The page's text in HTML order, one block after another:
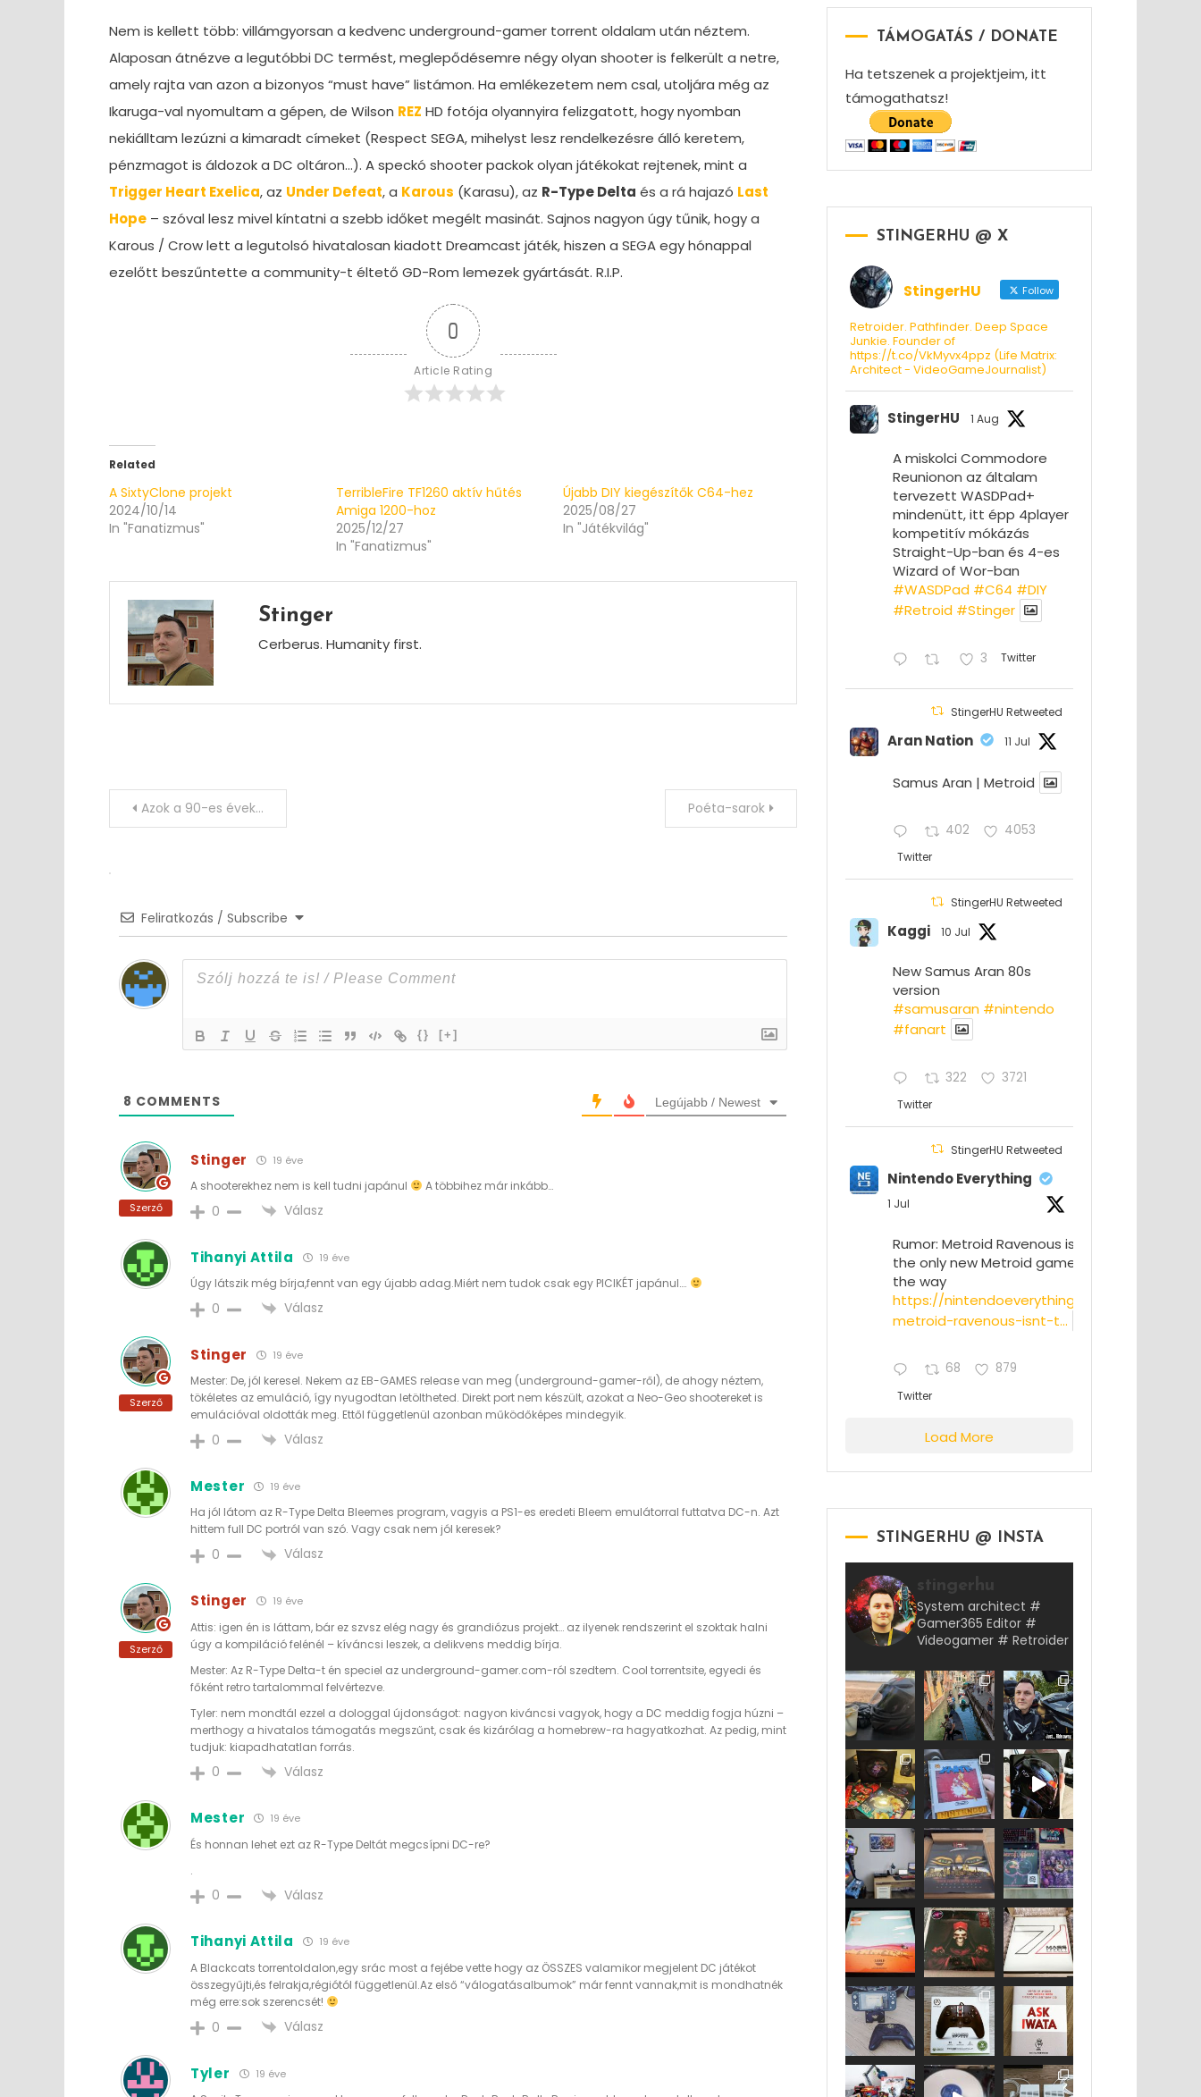
Nem is kellett több: villámgyorsan a kedvenc underground-gamer torrent oldalam után néztem.
Alaposan átnézve a legutóbbi DC termést, meglepődésemre négy olyan shooter is felkerült a netre,
amely rajta van azon a bizonyos “must have” listámon. Ha emlékezetem nem csal, utoljára még az
Ikaruga-val nyomultam a gépen, de Wilson REZ HD fotója olyannyira felizgatott, hogy nyomban
nekiálltam lezúzni a kimaradt címeket (Respect SEGA, mihelyst lesz rendelkezésre álló keretem,
pénzmagot is áldozok a DC oltáron…). A speckó shooter packok olyan játékokat rejtenek, mint a
Trigger Heart Exelica, az Under Defeat, a Karous (Karasu), az R-Type Delta és a rá hajazó Last
Hope – szóval lesz mivel kíntatni a szebb időket megélt masinát. Sajnos nagyon úgy tűnik, hogy a
Karous / Crow lett a legutolsó hivatalosan kiadott Dreamcast játék, hiszen a SEGA egy hónappal
ezelőtt beszűntette a community-t éltető GD-Rom lemezek gyártását. R.I.P.
0
Article Rating
Related
A SixtyClone projekt
2024/10/14
In "Fanatizmus"
TerribleFire TF1260 aktív hűtés
Amiga 1200-hoz
2025/12/27
In "Fanatizmus"
Újabb DIY kiegészítők C64-hez
2025/08/27
In "Játékvilág"
Stinger
Cerberus. Humanity first.
PostAzok a 90-es évek… Poéta-sarok
Feliratkozás / Subscribe
{} [+]
8 COMMENTS Legújabb / Newest
Szerző
Stinger 19 éve
A shooterekhez nem is kell tudni japánul A többihez már inkább…
0 Válasz
Tihanyi Attila 19 éve
Úgy látszik még bírja,fennt van egy újabb adag.Miért nem tudok csak egy PICIKÉT japánul….
0 Válasz
Szerző
Stinger 19 éve
Mester: De, jól keresel. Nekem az EB-GAMES release van meg (underground-gamer-ről), de ahogy néztem,
tökéletes az emuláció, így nyugodtan letöltheted. Direkt port nem készült, azokat a Neo-Geo shootereket is
emulációval oldották meg. Ettől függetlenül azonban működőképes mindegyik.
0 Válasz
Mester 19 éve
Ha jól látom az R-Type Delta Bleemes program, vagyis a PS1-es eredeti Bleem emulátorral futtatva DC-n. Azt
hittem full DC portról van szó. Vagy csak nem jól keresek?
0 Válasz
Szerző
Stinger 19 éve
Attis: igen én is láttam, bár ez szvsz elég nagy és grandiózus projekt… az ilyenek rendszerint el szoktak halni
úgy a kompiláció felénél – kíváncsi leszek, a delikvens meddig bírja.
Mester: Az R-Type Delta-t én speciel az underground-gamer.com-ról szedtem. Cool torrentsite, egyedi és
főként retro tartalommal felvértezve.
Tyler: nem mondtál ezzel a dologgal újdonságot: nagyon kiváncsi vagyok, hogy a DC meddig fogja húzni –
merthogy a hivatalos támogatás megszűnt, csak és kizárólag a homebrew-ra hagyatkozhat. Az pedig, mint
tudjuk: kiapadhatatlan forrás.
0 Válasz
Mester 19 éve
És honnan lehet ezt az R-Type Deltát megcsípni DC-re?
.
0 Válasz
Tihanyi Attila 19 éve
A Blackcats torrentoldalon,egy srác most a fejébe vette hogy az ÖSSZES valamikor megjelent DC játékot
összegyűjti,és felrakja,régiótól függetlenül.Az első “válogatásalbumok” már fennt vannak,mit is mondhatnék
még erre:sok szerencsét!
0 Válasz
Tyler 19 éve
TÁMOGATÁS / DONATE
Ha tetszenek a projektjeim, itt
támogathatsz!
STINGERHU @ X
StingerHU Follow
Retroider. Pathfinder. Deep Space
Junkie. Founder of
https://t.co/VkMyvx4ppz (Life Matrix:
Architect - VideoGameJournalist)
StingerHU 1 Aug
A miskolci Commodore
Reunionon az általam
tervezett WASDPad+
mindenütt, itt épp 4player
kompetitív mókázás
Straight-Up-ban és 4-es
Wizard of Wor-ban
#WASDPad #C64 #DIY
#Retroid #Stinger
3 Twitter
StingerHU Retweeted
Aran Nation 11 Jul
Samus Aran | Metroid
402 4053
Twitter
StingerHU Retweeted
Kaggi 10 Jul
New Samus Aran 80s
version
#samusaran #nintendo
#fanartㅤㅤㅤㅤ
322 3721
Twitter
StingerHU Retweeted
Nintendo Everything
1 Jul
Rumor: Metroid Ravenous isn’t
the only new Metroid game on
the way
https://nintendoeverything.com/rumor-
metroid-ravenous-isnt-t...
68 879
Twitter
Load More
STINGERHU @ INSTA
stingerhu
System architect #
Gamer365 Editor #
Videogamer # Retroider